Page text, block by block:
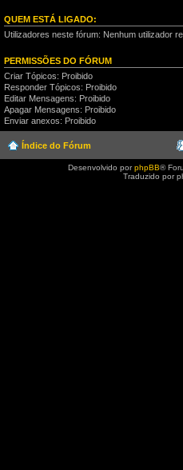
QUEM ESTÁ LIGADO:
Utilizadores neste fórum: Nenhum utilizador
PERMISSÕES DO FÓRUM
Criar Tópicos: Proibido
Responder Tópicos: Proibido
Editar Mensagens: Proibido
Apagar Mensagens: Proibido
Enviar anexos: Proibido
Índice do Fórum
Desenvolvido porphpBB®
Traduzido por